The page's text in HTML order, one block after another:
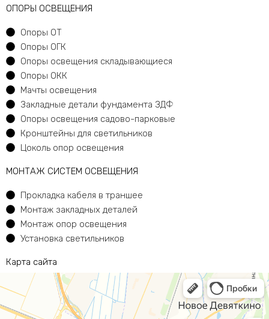
ОПОРЫ ОСВЕЩЕНИЯ
Опоры ОТ
Опоры ОГК
Опоры освещения складывающиеся
Опоры ОКК
Мачты освещения
Закладные детали фундамента ЗДФ
Опоры освещения садово-парковые
Кронштейны для светильников
Цоколь опор освещения
МОНТАЖ СИСТЕМ ОСВЕЩЕНИЯ
Прокладка кабеля в траншее
Монтаж закладных деталей
Монтаж опор освещения
Установка светильников
Карта сайта